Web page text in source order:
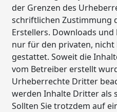
der Grenzen des
schriftlichen Zustimmung
Erstellers. Downloads und
nur für den privaten,
gestattet. Soweit die
vom Betreiber erstellt
Urheberrechte Dritter
werden Inhalte Dritter als
Sollten Sie trotzdem auf